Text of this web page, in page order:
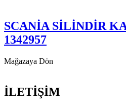
SCANİA SİLİNDİR
1342957
Mağazaya Dön
İLETİŞİM